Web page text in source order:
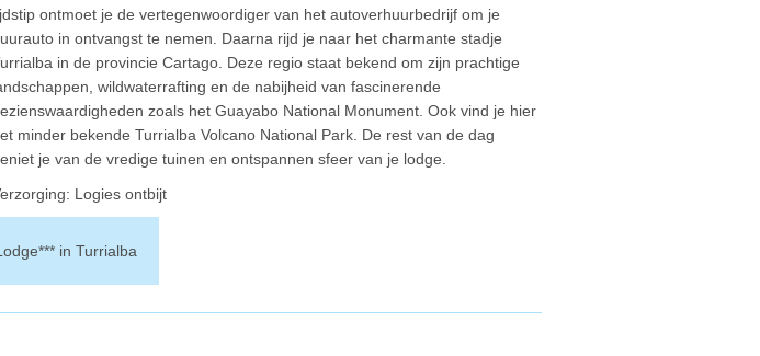
ontmoet je de vertegenwoordiger van het autoverhuurbedrijf om je
in ontvangst te nemen. Daarna rijd je naar het charmante stadje
in de provincie Cartago. Deze regio staat bekend om zijn prachtige
wildwaterrafting en de nabijheid van fascinerende
zoals het Guayabo National Monument. Ook vind je hier
minder bekende Turrialba Volcano National Park. De rest van de dag
je van de vredige tuinen en ontspannen sfeer van je lodge.
verzorging: Logies ontbijt
in Turrialba